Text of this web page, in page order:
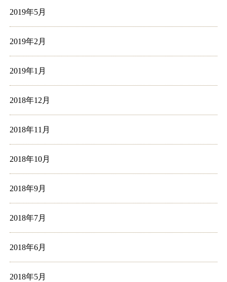
2019年5月
2019年2月
2019年1月
2018年12月
2018年11月
2018年10月
2018年9月
2018年7月
2018年6月
2018年5月